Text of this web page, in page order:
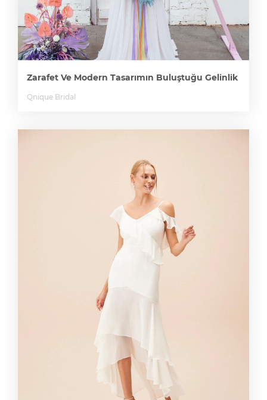
Zarafet Ve Modern Tasarımın Buluştuğu Gelinlik
Qnique Bridal